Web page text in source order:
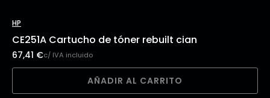
HP
CE251A Cartucho de tóner rebuilt cian
67,41 €c/ IVA incluido
AÑADIR AL CARRITO